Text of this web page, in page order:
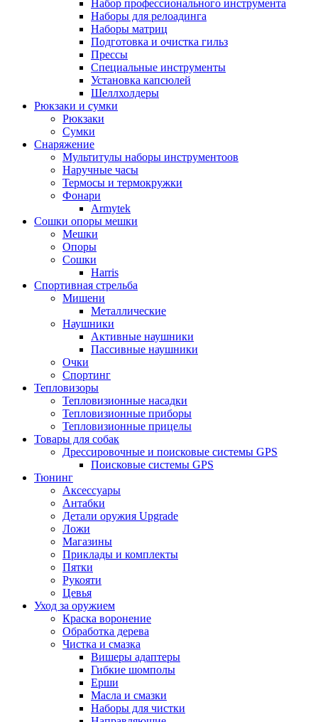
Набор профессионального инструмента
Наборы для релоадинга
Наборы матриц
Подготовка и очистка гильз
Прессы
Специальные инструменты
Установка капсюлей
Шеллхолдеры
Рюкзаки и сумки
Рюкзаки
Сумки
Снаряжение
Мультитулы наборы инструментоов
Наручные часы
Термосы и термокружки
Фонари
Armytek
Сошки опоры мешки
Мешки
Опоры
Сошки
Harris
Спортивная стрельба
Мишени
Металлические
Наушники
Активные наушники
Пассивные наушники
Очки
Спортинг
Тепловизоры
Тепловизионные насадки
Тепловизионные приборы
Тепловизионные прицелы
Товары для собак
Дрессировочные и поисковые системы GPS
Поисковые системы GPS
Тюнинг
Аксессуары
Антабки
Детали оружия Upgrade
Ложи
Магазины
Приклады и комплекты
Пятки
Рукояти
Цевья
Уход за оружием
Краска воронение
Обработка дерева
Чистка и смазка
Вишеры адаптеры
Гибкие шомполы
Ерши
Масла и смазки
Наборы для чистки